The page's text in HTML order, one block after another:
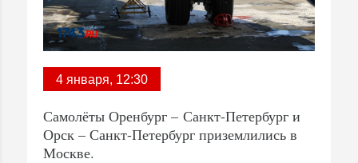
4 января, 12:30
Самолёты Оренбург – Санкт-Петербург и
Орск – Санкт-Петербург приземлились в
Москве.